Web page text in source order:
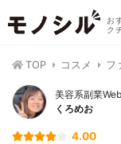
お
ク
TOP コスメ フ
美容系副業
くろめお
4.00